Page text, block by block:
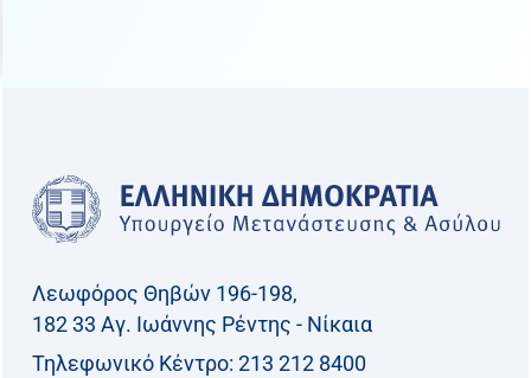
Λεωφόρος Θηβών 196-198,
182 33 Aγ. Ιωάννης Ρέντης - Νίκαια
Τηλεφωνικό Kέντρο: 213 212 8400